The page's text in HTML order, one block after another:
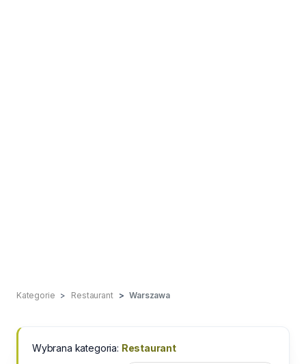
Kategorie Restaurant Warszawa
Wybrana kategoria: Restaurant